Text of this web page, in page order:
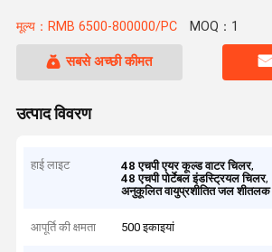
मूल्य：RMB 6500-800000/PC MOQ：1
सबसे अच्छी कीमत
उत्पाद विवरण
हाई लाइट 48 एचपी एयर कूल्ड वाटर चिलर,
48 एचपी पोर्टेबल इंडस्ट्रियल चिलर,
अनुकूलित वायुप्रशीतित जल शीतलक
आपूर्ति की क्षमता 500 इकाइयां